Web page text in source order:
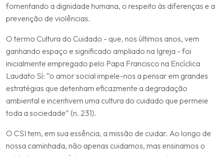
fomentando a dignidade humana, o respeito às diferenças e a
prevenção de violências.
O termo Cultura do Cuidado - que, nos últimos anos, vem
ganhando espaço e significado ampliado na Igreja - foi
inicialmente empregado pelo Papa Francisco na Encíclica
Laudato Sí: “o amor social impele-nos a pensar em grandes
estratégias que detenham eficazmente a degradação
ambiental e incentivem uma cultura do cuidado que permeie
toda a sociedade” (n. 231).
O CSI tem, em sua essência, a missão de cuidar. Ao longo de
nossa caminhada, não apenas cuidamos, mas ensinamos o